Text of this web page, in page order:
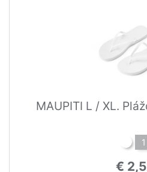
MAUPITI L / XL.
1
€